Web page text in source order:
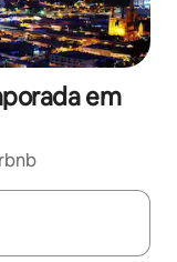
em
explore-os